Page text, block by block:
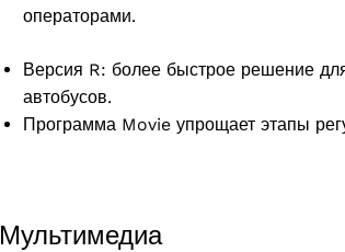
(2)
операторами.
Версия R: более быстрое решение
автобусов.
Программа Movie упрощает этапы
Мультимедиа